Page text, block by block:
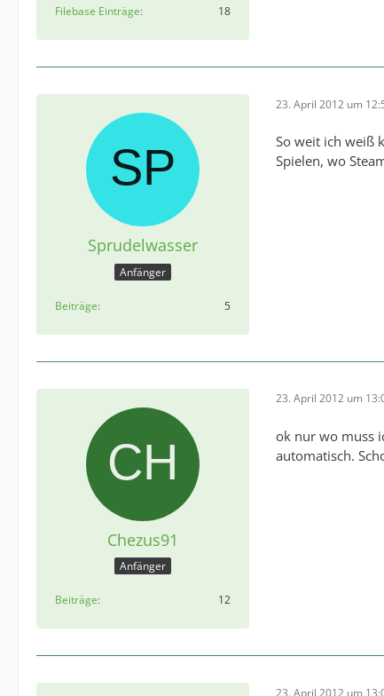
Filebase Einträge
18
Sprudelwasser
Anfänger
Beiträge 5
23. April 2012 um
So weit ich weiß
Spielen, wo
Chezus91
Anfänger
Beiträge 12
23. April 2012 um
ok nur wo muss
automatisch.
23. April 2012 um